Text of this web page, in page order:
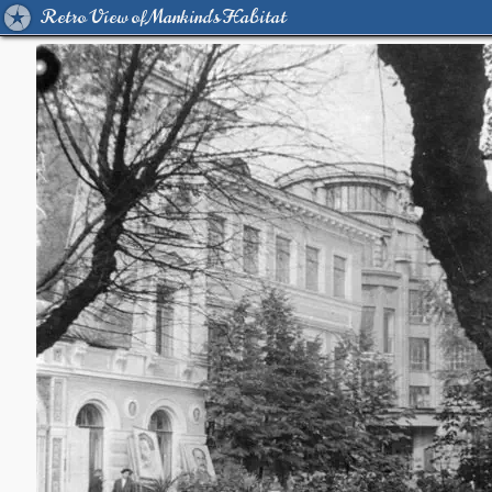
Retro View of Mankind's Habitat